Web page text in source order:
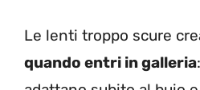
Le lenti troppo scure
quando entri in galleria